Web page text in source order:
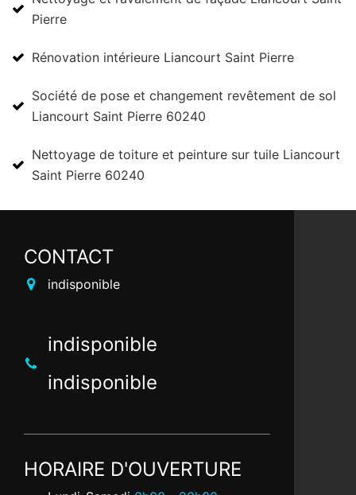
Pierre
Rénovation intérieure Liancourt Saint Pierre
Société de pose et changement revêtement de sol
Liancourt Saint Pierre 60240
Nettoyage de toiture et peinture sur tuile Liancourt
Saint Pierre 60240
CONTACT
indisponible
indisponible
indisponible
HORAIRE D'OUVERTURE